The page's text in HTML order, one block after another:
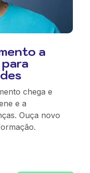
a
chega e
e a
Ouça novo